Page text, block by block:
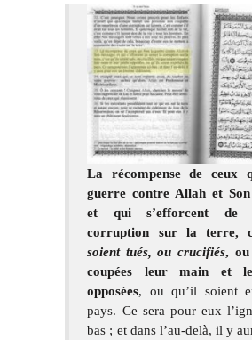
La récompense de ceux
guerre contre Allah et Son
et qui s’efforcent de
corruption sur la terre,
soient tués, ou crucifiés, ou
coupées leur main et
opposées, ou qu’il soient
pays. Ce sera pour eux
bas ; et dans l’au-delà, il y